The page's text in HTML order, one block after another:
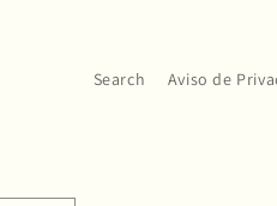
Search Aviso de